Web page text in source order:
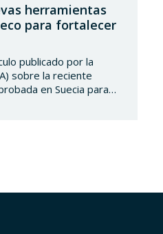
herramientas
para fortalecer
publicado por la
sobre la reciente
en Suecia para